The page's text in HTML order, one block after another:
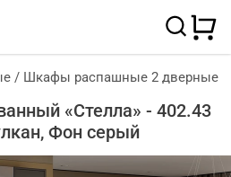
/ Шкафы распашные 2 дверные
«Стелла» - 402.43
Фон серый